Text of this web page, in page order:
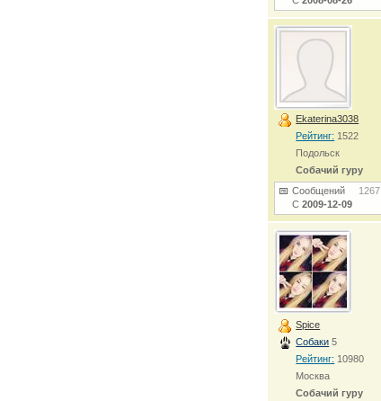
Ekaterina3038
Рейтинг: 1522
Подольск
Собачий гуру
Сообщений 1267
С2009-12-09
Spice
Собаки 5
Рейтинг: 10980
Москва
Собачий гуру